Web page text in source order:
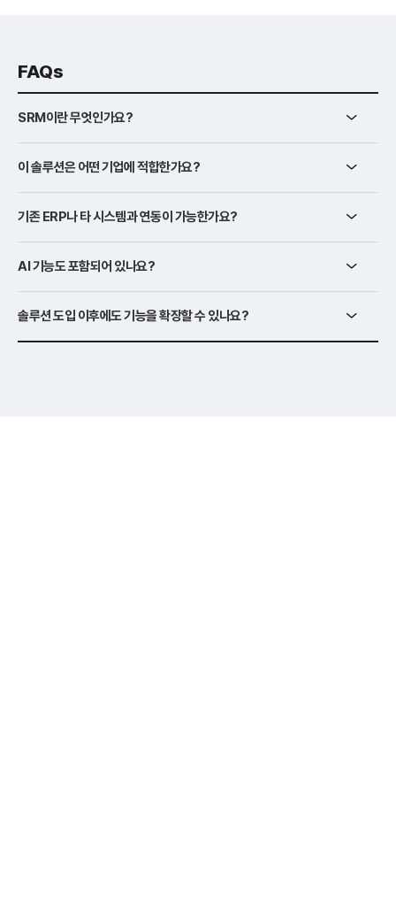
FAQs
SRM이란 무엇인가요?
이 솔루션은 어떤 기업에 적합한가요?
기존 ERP나 타 시스템과 연동이 가능한가요?
AI 기능도 포함되어 있나요?
솔루션 도입 이후에도 기능을 확장할 수 있나요?